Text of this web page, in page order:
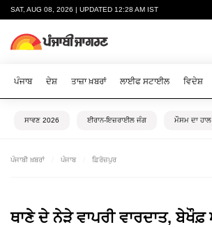
SAT, AUG 08, 2026 | UPDATED 12:28 AM IST
ਪੰਜਾਬ ਦੇਸ਼ ਤਾਜ਼ਾ ਖ਼ਬਰਾਂ ਲਾਈਫ ਸਟਾਈਲ ਵਿਦੇਸ਼
ਸਾਵਣ 2026 ਈਰਾਨ-ਇਜ਼ਰਾਈਲ ਜੰਗ ਮੌਸਮ ਦਾ ਹਾਲ
ਪੰਜਾਬੀ ਖ਼ਬਰਾਂ ਪੰਜਾਬ ਫ਼ਿਰੋਜ਼ਪੁਰ
ਥਾਣੇ ਦੇ ਨੇੜੇ ਵਾਪਰੀ ਵਾਰਦਾਤ,